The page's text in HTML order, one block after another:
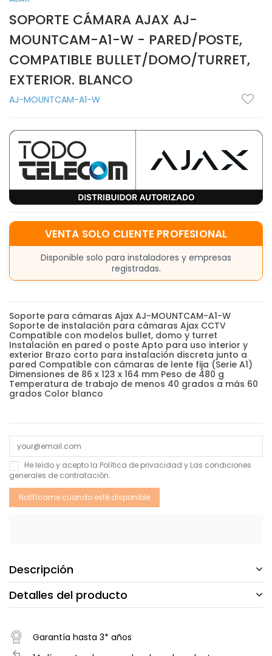
SOPORTE CÁMARA AJAX AJ-
MOUNTCAM-A1-W - PARED/POSTE,
COMPATIBLE BULLET/DOMO/TURRET,
EXTERIOR. BLANCO
AJ-MOUNTCAM-A1-W
VENTA SOLO CLIENTE PROFESIONAL
Disponible solo para instaladores y empresas
registradas.
Soporte para cámaras Ajax AJ-MOUNTCAM-A1-W
Soporte de instalación para cámaras Ajax CCTV
Compatible con modelos bullet, domo y turret
Instalación en pared o poste Apto para uso interior y
exterior Brazo corto para instalación discreta junto a
pared Compatible con cámaras de lente fija (Serie A1)
Dimensiones de 86 x 123 x 164 mm Peso de 480 g
Temperatura de trabajo de menos 40 grados a más 60
grados Color blanco
He leído y acepto la Política de privacidad y Las condiciones
generales de contratación.
Descripción
Detalles del producto
Garantía hasta 3* años